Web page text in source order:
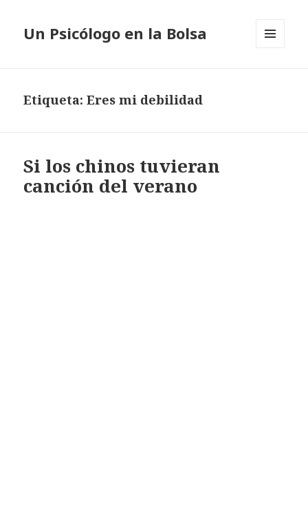
Un Psicólogo en la Bolsa
Etiqueta: Eres mi debilidad
Si los chinos tuvieran
canción del verano